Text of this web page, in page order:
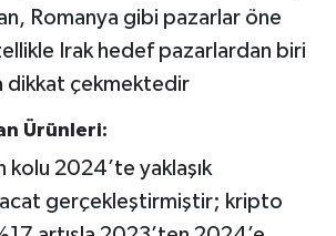
Romanya gibi pazarlar öne
Irak hedef pazarlardan biri
dikkat çekmektedir
Ürünleri:
kolu 2024’te yaklaşık
gerçekleştirmiştir; kripto